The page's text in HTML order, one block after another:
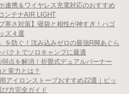
連携＆ワイヤレス充電対応のおすすめ
ンテナAIR LIGHT
寒さ対策】寝袋と相性が神すぎ！ハゴ
ズ４選
を防ぐ！沈み込みゼロの最強R脚あぐら
クトでソロキャンプに最適
点を解消！折畳式デュアルバーナー
実力とは？
アイロンストーブおすすめ22選｜ピッ
方完全ガイド